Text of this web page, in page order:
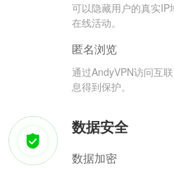
可以隐藏用户的真实
在线活动。
匿名浏览
通过AndyVPN访问互
息得到保护。
数据安全
数据加密